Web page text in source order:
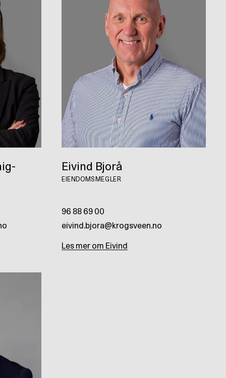
Eivind Bjorå
EIENDOMSMEGLER
96 88 69 00
eivind.bjora@krogsveen.no
Les mer om Eivind